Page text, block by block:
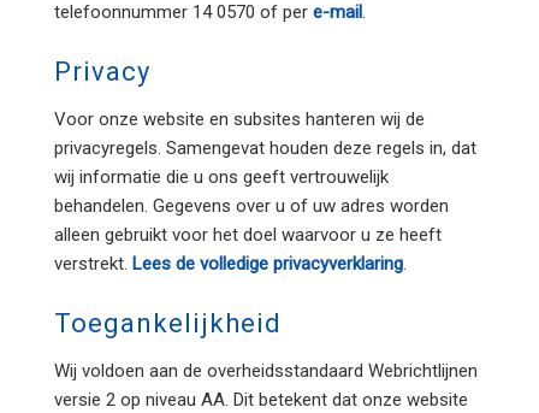
telefoonnummer 14 0570 of per e-mail.
Privacy
Voor onze website en subsites hanteren wij de
privacyregels. Samengevat houden deze regels in, dat
wij informatie die u ons geeft vertrouwelijk
behandelen. Gegevens over u of uw adres worden
alleen gebruikt voor het doel waarvoor u ze heeft
verstrekt. Lees de volledige privacyverklaring.
Toegankelijkheid
Wij voldoen aan de overheidsstandaard Webrichtlijnen
versie 2 op niveau AA. Dit betekent dat onze website